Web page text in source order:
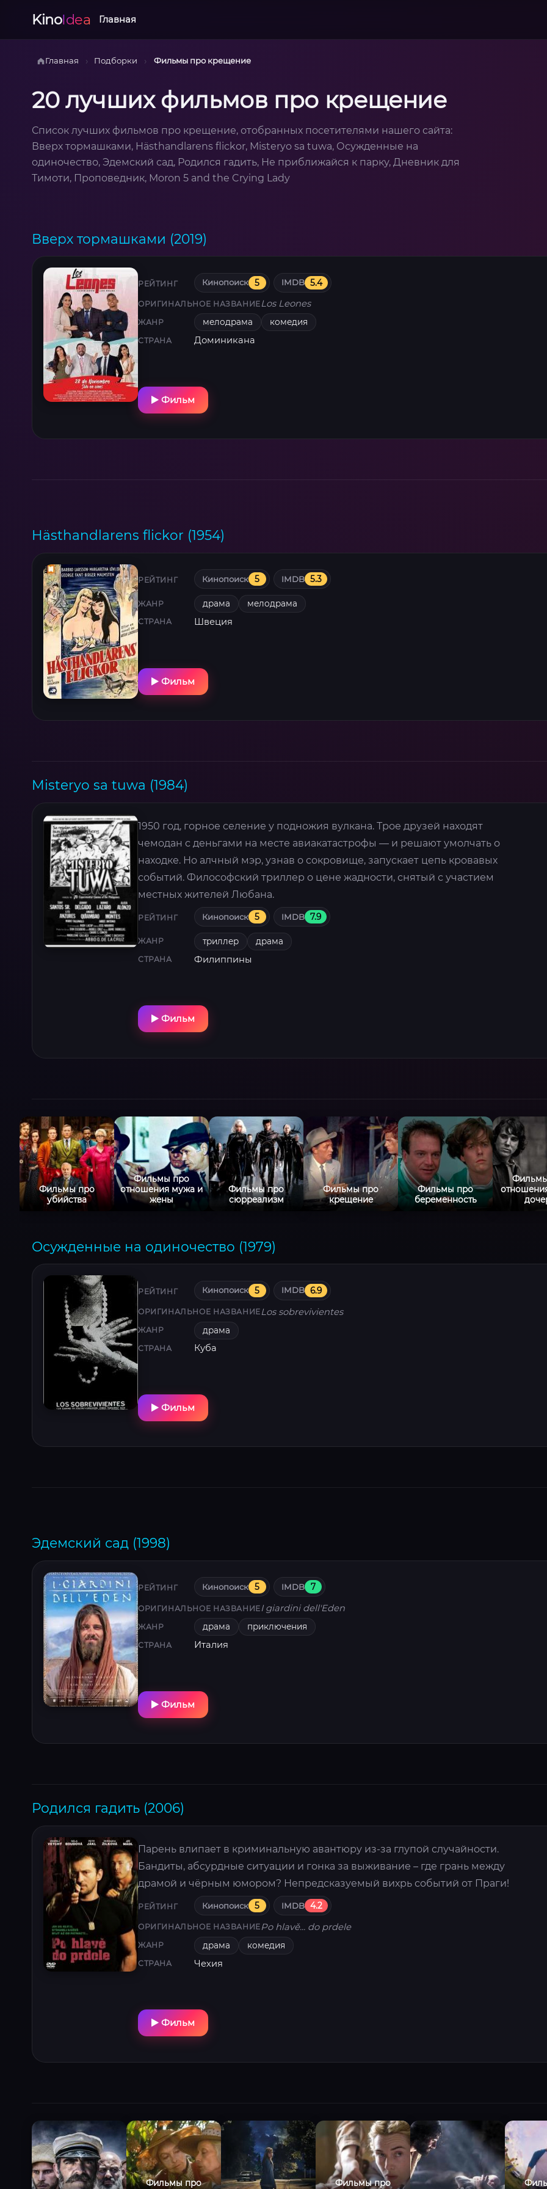
KinoIdea Главная
Главная › Подборки › Фильмы про крещение
20 лучших фильмов про крещение
Список лучших фильмов про крещение, отобранных посетителями нашего сайта:
Вверх тормашками, Hästhandlarens flickor, Misteryo sa tuwa, Осужденные на
одиночество, Эдемский сад, Родился гадить, Не приближайся к парку, Дневник для
Тимоти, Проповедник, Moron 5 and the Crying Lady
Вверх тормашками (2019)
РЕЙТИНГ Кинопоиск 5 IMDB 5.4
ОРИГИНАЛЬНОЕ НАЗВАНИЕLos Leones
ЖАНР мелодрама комедия
СТРАНА Доминикана
Фильм
Hästhandlarens flickor (1954)
РЕЙТИНГ Кинопоиск 5 IMDB 5.3
ЖАНР драма мелодрама
СТРАНА Швеция
Фильм
Misteryo sa tuwa (1984)
1950 год, горное селение у подножия вулкана. Трое друзей находят
чемодан с деньгами на месте авиакатастрофы — и решают умолчать о
находке. Но алчный мэр, узнав о сокровище, запускает цепь кровавых
событий. Философский триллер о цене жадности, снятый с участием
местных жителей Любана.
РЕЙТИНГ Кинопоиск 5 IMDB 7.9
ЖАНР триллер драма
СТРАНА Филиппины
Фильм
Фильмы про
убийства
Фильмы про
отношения мужа и
жены
Фильмы про
сюрреализм
Фильмы про
крещение
Фильмы про
беременность
Осужденные на одиночество (1979)
РЕЙТИНГ Кинопоиск 5 IMDB 6.9
ОРИГИНАЛЬНОЕ НАЗВАНИЕLos sobrevivientes
ЖАНР драма
СТРАНА Куба
Фильм
Эдемский сад (1998)
РЕЙТИНГ Кинопоиск 5 IMDB 7
ОРИГИНАЛЬНОЕ НАЗВАНИЕI giardini dell'Eden
ЖАНР драма приключения
СТРАНА Италия
Фильм
Родился гадить (2006)
Парень влипает в криминальную авантюру из-за глупой случайности.
Бандиты, абсурдные ситуации и гонка за выживание – где грань между
драмой и чёрным юмором? Непредсказуемый вихрь событий от Праги!
РЕЙТИНГ Кинопоиск 5 IMDB 4.2
ОРИГИНАЛЬНОЕ НАЗВАНИЕPo hlavě... do prdele
ЖАНР драма комедия
СТРАНА Чехия
Фильм
Фильмы про
Фильмы про